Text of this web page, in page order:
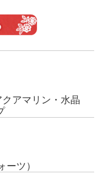
アマリン・水晶
ツ）